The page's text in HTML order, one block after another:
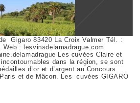
Gigaro 83420 La Croix Valmer Tél. :
Web : lesvinsdelamadrague.com
Les cuvées Claire et
dans la région, se sont
d’or et d’argent au Concours
et de Mâcon. Les cuvées GIGARO